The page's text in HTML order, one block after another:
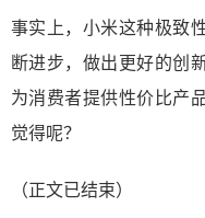
事实上，小米这种极致
断进步，做出更好的创
为消费者提供性价比产
觉得呢？
（正文已结束）